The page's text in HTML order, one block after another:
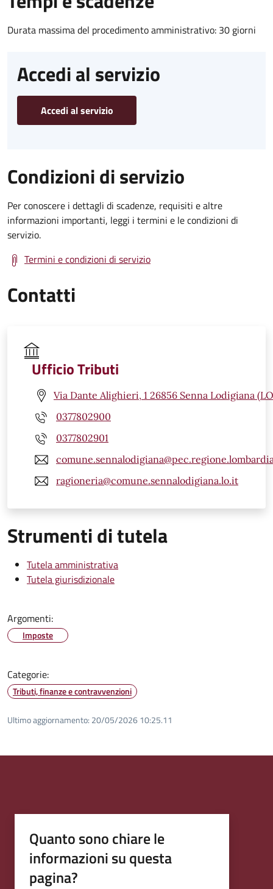
Durata massima del procedimento amministrativo: 30 giorni
Accedi al servizio
Accedi al servizio
Condizioni di servizio
Per conoscere i dettagli di scadenze, requisiti e altre
informazioni importanti, leggi i termini e le condizioni di
servizio.
Termini e condizioni di servizio
Contatti
Ufficio Tributi
Via Dante Alighieri, 1 26856 Senna Lodigiana
0377802900
0377802901
ragioneria@comune.sennalodigiana.lo.it
Strumenti di tutela
Tutela amministrativa
Tutela giurisdizionale
Argomenti:
Imposte
Categorie:
Tributi, finanze e contravvenzioni
Ultimo aggiornamento: 20/05/2026 10:25.11
Quanto sono chiare le
informazioni su questa
pagina?